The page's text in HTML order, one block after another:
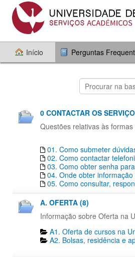
Início Perguntas
0 CONTACTAR OS
Questões relativas às
01. Como submeter
02. Como contactar
03. Como obter senha
04. Onde obter
05. Como consultar,
A. OFERTA (8)
Informação sobre Oferta na
A1. Oferta de cursos na
A2. Bolsas, residência e